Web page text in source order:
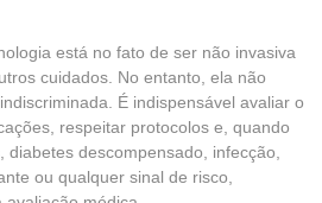
está no fato de ser não invasiva
cuidados. No entanto, ela não
É indispensável avaliar o
respeitar protocolos e, quando
descompensado, infecção,
ou qualquer sinal de risco,